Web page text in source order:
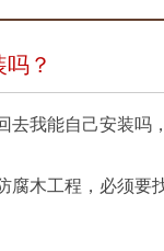
？
去我能自己安装吗
腐木工程，必须要